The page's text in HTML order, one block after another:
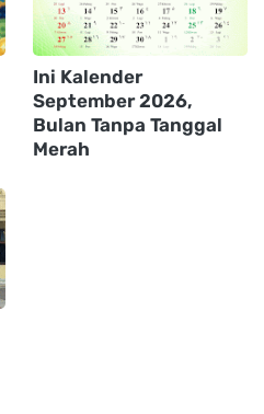
Ini Kalender
September 2026,
Bulan Tanpa Tanggal
Merah